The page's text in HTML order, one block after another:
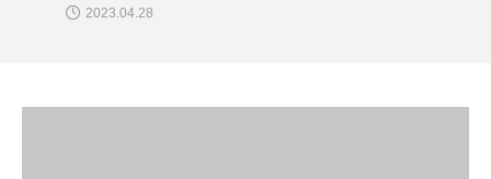
2023.04.28